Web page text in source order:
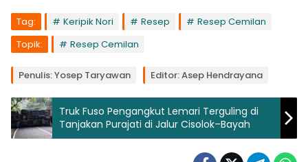
Tag: Keripik Nori Resep
Resep Cemilan
Topik:
Resep Cemilan
Penulis: Yosep Taryawan Editor: Asep Hendrayana
Truk Fuso Pengangkut Lemari Terguling di
Tanjakan Purajati di Jalur Cisolok–Bayah